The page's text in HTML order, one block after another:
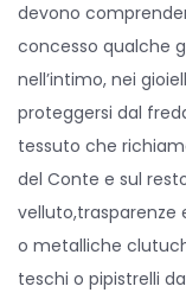
devono
concesso qualche
nell’intimo, nei
proteggersi dal
tessuto che
del Conte e sul
velluto,trasparenze
o metalliche
teschi o pipistrelli